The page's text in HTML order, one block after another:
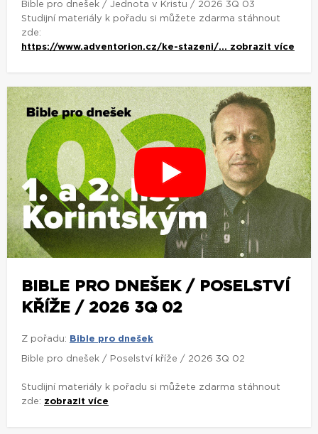
Bible pro dnešek / Jednota v Kristu / 2026 3Q 03
Studijní materiály k pořadu si můžete zdarma stáhnout
zde:
https://www.adventorion.cz/ke-stazeni/... zobrazit více
BIBLE PRO DNEŠEK / POSELSTVÍ
KŘÍŽE / 2026 3Q 02
Z pořadu: Bible pro dnešek
Bible pro dnešek / Poselství kříže / 2026 3Q 02
Studijní materiály k pořadu si můžete zdarma stáhnout
zde: zobrazit více